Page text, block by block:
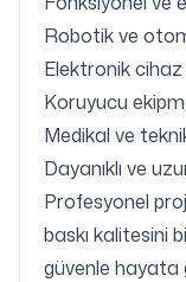
Robotik ve
Elektronik
Koruyucu
Medikal ve
Dayanıklı ve
Profesyonel
baskı kalitesini
güvenle hayata